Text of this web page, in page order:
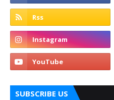
SUBSCRIBE US